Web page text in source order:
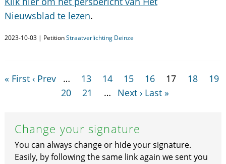
Nieuwsblad te lezen.
2023-10-03 | PetitionStraatverlichting Deinze
« First ‹ Prev … 13 14 15 16 17 18
19
20
21 … Next › Last »
Change your signature
You can always change or hide your signature.
Easily, by following the same link again we sent you